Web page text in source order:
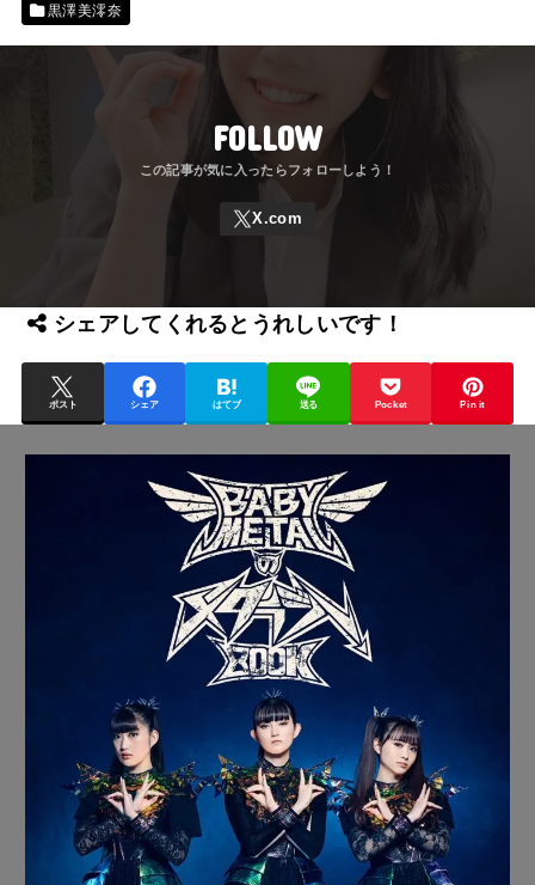
黒澤美澪奈
FOLLOW
シェアしてくれるとうれしいです！
ポスト シェア はてブ 送る Pocket Pin it